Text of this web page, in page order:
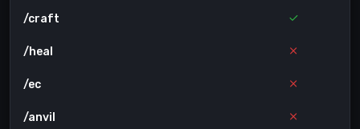
/craft
/heal
/ec
/anvil